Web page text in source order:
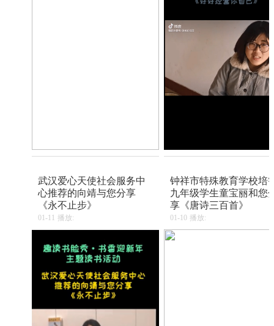
武汉爱心天使社会服务中
心推荐的向靖与您分享
《永不止步》
01-11 播放:
钟祥市特殊教育学校培
九年级学生童宝丽和您
享《唐诗三百首》
01-10 播放: